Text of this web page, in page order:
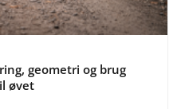
geometri og brug
øvet